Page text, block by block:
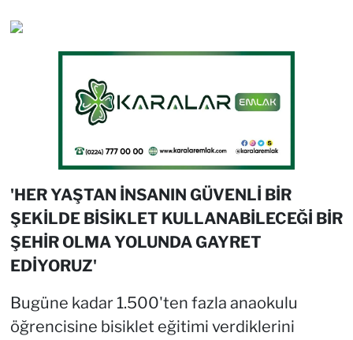
'HER YAŞTAN İNSANIN GÜVENLİ BİR
ŞEKİLDE BİSİKLET KULLANABİLECEĞİ BİR
ŞEHİR OLMA YOLUNDA GAYRET
EDİYORUZ'
Bugüne kadar 1.500'ten fazla anaokulu
öğrencisine bisiklet eğitimi verdiklerini